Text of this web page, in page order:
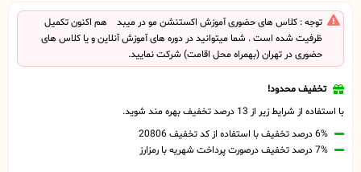
توجه : کلاس های حضوری آموزش اکستنشن مو در میبد هم اکنون تکمیل
ظرفیت شده است . شما میتوانید در دوره های آموزش آنلاین و یا کلاس های
حضوری در تهران (بهمراه محل اقامت) شرکت نمایید.
تخفیف محدود!
با استفاده از شرایط زیر از 13 درصد تخفیف بهره مند شوید.
6% درصد تخفیف با استفاده از کد تخفیف 20806
7% درصد تخفیف درصورت پرداخت شهریه با رمزارز